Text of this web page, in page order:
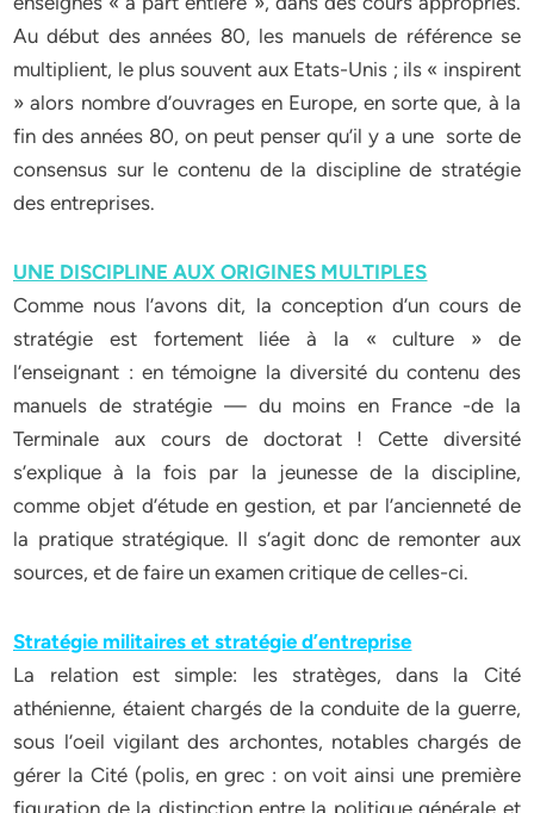
Au début des années 80, les manuels de référence se
multiplient, le plus souvent aux Etats-Unis ; ils « inspirent
» alors nombre d’ouvrages en Europe, en sorte que, à la
fin des années 80, on peut penser qu’il y a une sorte de
consensus sur le contenu de la discipline de stratégie
des entreprises.
UNE DISCIPLINE AUX ORIGINES MULTIPLES
Comme nous l’avons dit, la conception d’un cours de
stratégie est fortement liée à la « culture » de
l’enseignant : en témoigne la diversité du contenu des
manuels de stratégie — du moins en France -de la
Terminale aux cours de doctorat ! Cette diversité
s’explique à la fois par la jeunesse de la discipline,
comme objet d’étude en gestion, et par l’ancienneté de
la pratique stratégique. Il s’agit donc de remonter aux
sources, et de faire un examen critique de celles-ci.
Stratégie militaires et stratégie d’entreprise
La relation est simple: les stratèges, dans la Cité
athénienne, étaient chargés de la conduite de la guerre,
sous l’oeil vigilant des archontes, notables chargés de
gérer la Cité (polis, en grec : on voit ainsi une première
figuration de la distinction entre la politique générale et